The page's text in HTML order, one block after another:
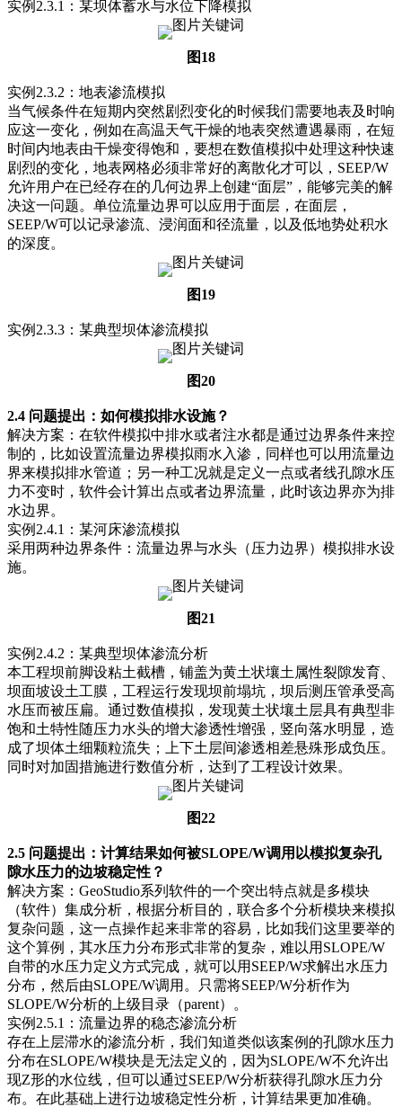
实例2.3.1：某坝体蓄水与水位下降模拟
图18
实例2.3.2：地表渗流模拟
当气候条件在短期内突然剧烈变化的时候我们需要地表及时响
应这一变化，例如在高温天气干燥的地表突然遭遇暴雨，在短
时间内地表由干燥变得饱和，要想在数值模拟中处理这种快速
剧烈的变化，地表网格必须非常好的离散化才可以，SEEP/W
允许用户在已经存在的几何边界上创建“面层”，能够完美的解
决这一问题。单位流量边界可以应用于面层，在面层，
SEEP/W可以记录渗流、浸润面和径流量，以及低地势处积水
的深度。
图19
实例2.3.3：某典型坝体渗流模拟
图20
2.4 问题提出：如何模拟排水设施？
解决方案：在软件模拟中排水或者注水都是通过边界条件来控
制的，比如设置流量边界模拟雨水入渗，同样也可以用流量边
界来模拟排水管道；另一种工况就是定义一点或者线孔隙水压
力不变时，软件会计算出点或者边界流量，此时该边界亦为排
水边界。
实例2.4.1：某河床渗流模拟
采用两种边界条件：流量边界与水头（压力边界）模拟排水设
施。
图21
实例2.4.2：某典型坝体渗流分析
本工程坝前脚设粘土截槽，铺盖为黄土状壤土属性裂隙发育、
坝面坡设土工膜，工程运行发现坝前塌坑，坝后测压管承受高
水压而被压扁。通过数值模拟，发现黄土状壤土层具有典型非
饱和土特性随压力水头的增大渗透性增强，竖向落水明显，造
成了坝体土细颗粒流失；上下土层间渗透相差悬殊形成负压。
同时对加固措施进行数值分析，达到了工程设计效果。
图22
2.5 问题提出：计算结果如何被SLOPE/W调用以模拟复杂孔
隙水压力的边坡稳定性？
解决方案：GeoStudio系列软件的一个突出特点就是多模块
（软件）集成分析，根据分析目的，联合多个分析模块来模拟
复杂问题，这一点操作起来非常的容易，比如我们这里要举的
这个算例，其水压力分布形式非常的复杂，难以用SLOPE/W
自带的水压力定义方式完成，就可以用SEEP/W求解出水压力
分布，然后由SLOPE/W调用。只需将SEEP/W分析作为
SLOPE/W分析的上级目录（parent）。
实例2.5.1：流量边界的稳态渗流分析
存在上层滞水的渗流分析，我们知道类似该案例的孔隙水压力
分布在SLOPE/W模块是无法定义的，因为SLOPE/W不允许出
现Z形的水位线，但可以通过SEEP/W分析获得孔隙水压力分
布。在此基础上进行边坡稳定性分析，计算结果更加准确。